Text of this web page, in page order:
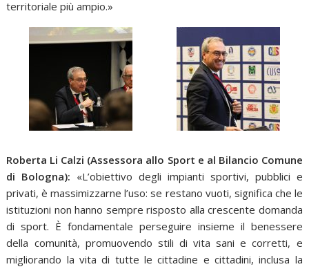
territoriale più ampio.»
Roberta Li Calzi (Assessora allo Sport e al Bilancio Comune
di Bologna): «L’obiettivo degli impianti sportivi, pubblici e
privati, è massimizzarne l’uso: se restano vuoti, significa che le
istituzioni non hanno sempre risposto alla crescente domanda
di sport. È fondamentale perseguire insieme il benessere
della comunità, promuovendo stili di vita sani e corretti, e
migliorando la vita di tutte le cittadine e cittadini, inclusa la